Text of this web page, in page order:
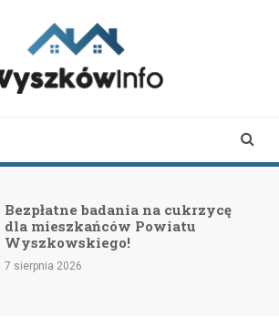
Bezpłatne badania na cukrzycę
dla mieszkańców Powiatu
Wyszkowskiego!
7 sierpnia 2026